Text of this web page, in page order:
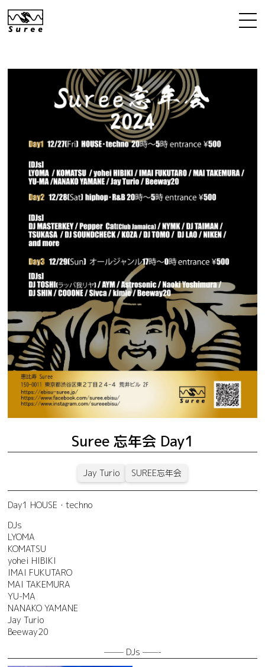
Suree 忘年会 Day1
Jay Turio SUREE忘年会
Day1 HOUSE・techno
DJs
LYOMA
KOMATSU
yohei HIBIKI
IMAI FUKUTARO
MAI TAKEMURA
YU-MA
NANAKO YAMANE
Jay Turio
Beeway20
——– DJs ——-